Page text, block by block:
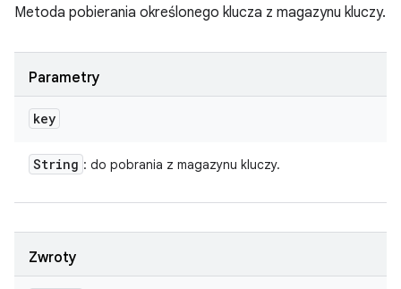
Metoda pobierania określonego klucza z magazynu kluczy.
Parametry
key
String : do pobrania z magazynu kluczy.
Zwroty